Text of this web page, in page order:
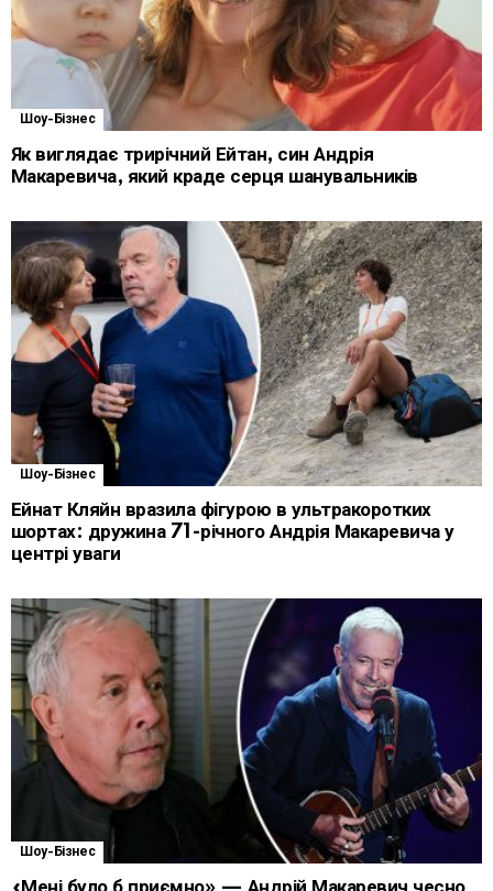
Шоу-Бізнес
Як виглядає трирічний Ейтан, син Андрія
Макаревича, який краде серця шанувальників
Шоу-Бізнес
Ейнат Кляйн вразила фігурою в ультракоротких
шортах: дружина 71-річного Андрія Макаревича у
центрі уваги
Шоу-Бізнес